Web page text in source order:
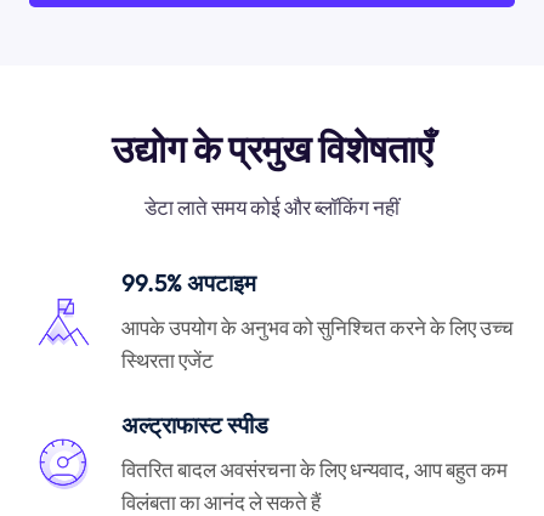
उद्योग के प्रमुख विशेषताएँ
डेटा लाते समय कोई और ब्लॉकिंग नहीं
99.5% अपटाइम
आपके उपयोग के अनुभव को सुनिश्चित करने के लिए उच्च
स्थिरता एजेंट
अल्ट्राफास्ट स्पीड
वितरित बादल अवसंरचना के लिए धन्यवाद, आप बहुत कम
विलंबता का आनंद ले सकते हैं